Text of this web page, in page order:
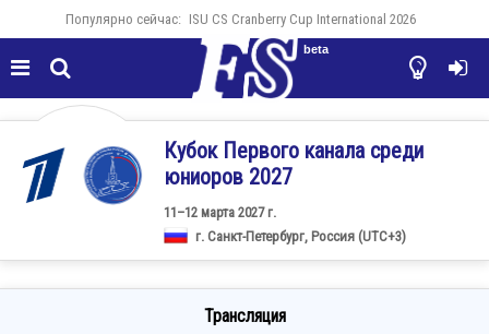
Популярно сейчас: ISU CS Cranberry Cup International 2026
  

beta
Кубок Первого канала среди
юниоров 2027
11–12 марта 2027 г.
г. Санкт-Петербург, Россия (UTC+3)
Трансляция